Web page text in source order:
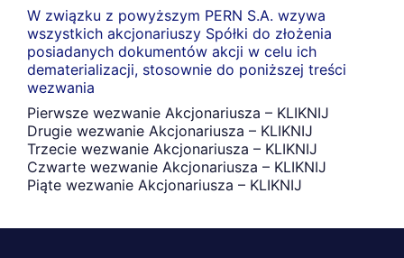
W związku z powyższym PERN S.A. wzywa
wszystkich akcjonariuszy Spółki do złożenia
posiadanych dokumentów akcji w celu ich
dematerializacji, stosownie do poniższej treści
wezwania
Pierwsze wezwanie Akcjonariusza – KLIKNIJ
Drugie wezwanie Akcjonariusza – KLIKNIJ
Trzecie wezwanie Akcjonariusza – KLIKNIJ
Czwarte wezwanie Akcjonariusza – KLIKNIJ
Piąte wezwanie Akcjonariusza – KLIKNIJ